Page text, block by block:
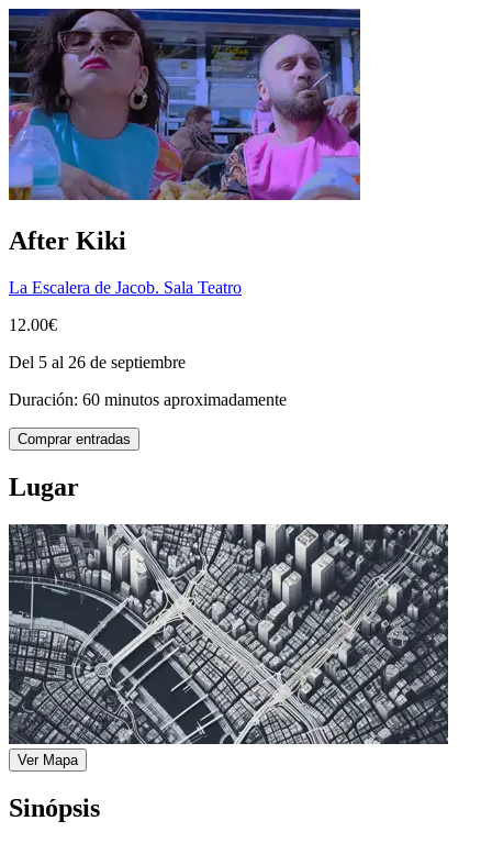
After Kiki
La Escalera de Jacob. Sala Teatro
12.00€
Del 5 al 26 de septiembre
Duración: 60 minutos aproximadamente
Comprar entradas
Lugar
Ver Mapa
Sinópsis